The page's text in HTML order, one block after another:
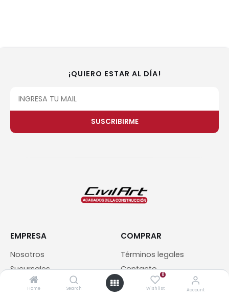
Home Search
0
Wishlist Account
¡QUIERO ESTAR AL DÍA!
SUSCRIBIRME
EMPRESA
Nosotros
Sucursales
COMPRAR
Términos legales
Contacto